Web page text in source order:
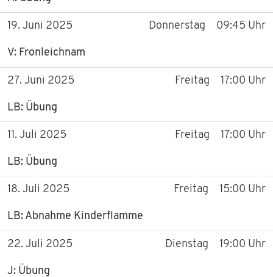
19. Juni 2025
V: Fronleichnam
Donnerstag 09:45 Uhr
27. Juni 2025
LB: Übung
Freitag 17:00 Uhr
11. Juli 2025
LB: Übung
Freitag 17:00 Uhr
18. Juli 2025
LB: Abnahme Kinderflamme
Freitag 15:00 Uhr
22. Juli 2025
J: Übung
Dienstag 19:00 Uhr